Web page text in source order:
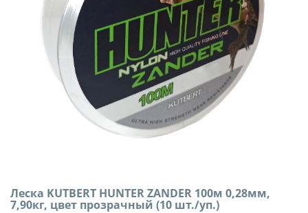
Леска KUTBERT HUNTER ZANDER 100м 0,28мм,
7,90кг, цвет прозрачный (10 шт./уп.)